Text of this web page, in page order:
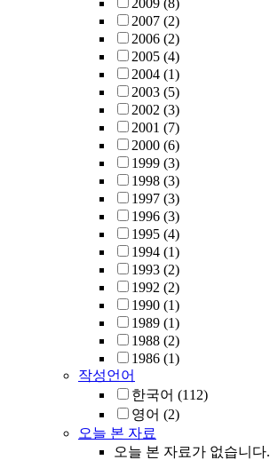
2009 (8)
2007 (2)
2006 (2)
2005 (4)
2004 (1)
2003 (5)
2002 (3)
2001 (7)
2000 (6)
1999 (3)
1998 (3)
1997 (3)
1996 (3)
1995 (4)
1994 (1)
1993 (2)
1992 (2)
1990 (1)
1989 (1)
1988 (2)
1986 (1)
작성언어
한국어 (112)
영어 (2)
오늘 본 자료
오늘 본 자료가 없습니다.